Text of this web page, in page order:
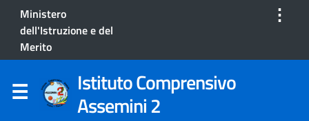
Ministero
dell'Istruzione e del
Merito
⋮
Istituto Comprensivo
Assemini 2